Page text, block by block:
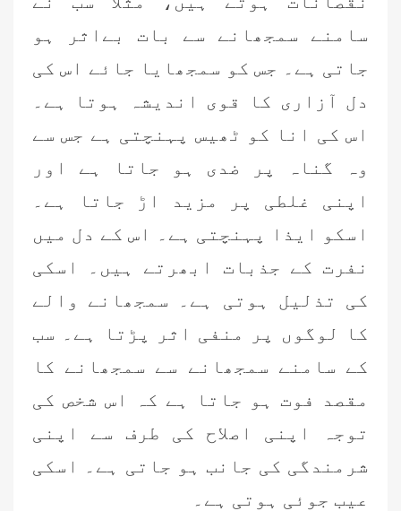
سامنے سمجھانے سے بات بےاثر ہو
جاتی ہے۔ جس کو سمجھایا جائے اس کی
دل آزاری کا قوی اندیشہ ہوتا ہے۔
اس کی انا کو ٹھیس پہنچتی ہے جس سے
وہ گناہ پر ضدی ہو جاتا ہے اور
اپنی غلطی پر مزید اڑ جاتا ہے۔
اسکو ایذا پہنچتی ہے۔ اس کے دل میں
نفرت کے جذبات ابھرتے ہیں۔ اسکی
کی تذلیل ہوتی ہے۔ سمجھانے والے
کا لوگوں پر منفی اثر پڑتا ہے۔ سب
کے سامنے سمجھانے سے سمجھانے کا
مقصد فوت ہو جاتا ہے کہ اس شخص کی
توجہ اپنی اصلاح کی طرف سے اپنی
شرمندگی کی جانب ہو جاتی ہے۔ اسکی
عیب جوئی ہوتی ہے۔